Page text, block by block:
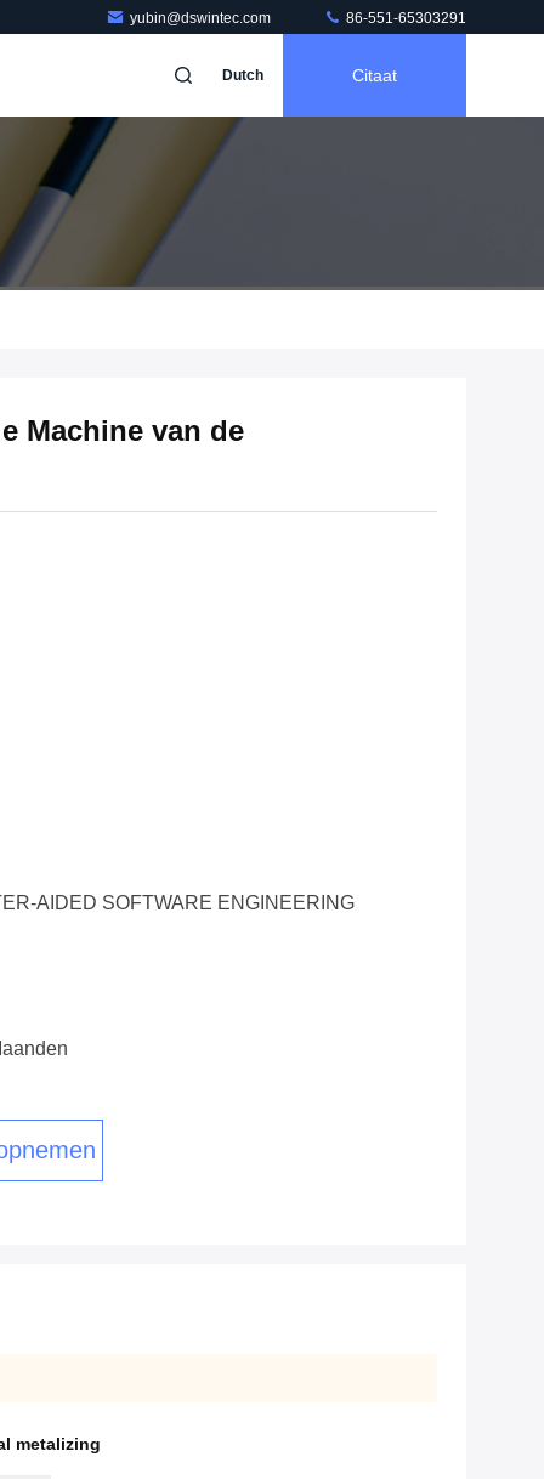
yubin@dswintec.com 86-551-65303291
Dutch Citaat
Machine van de
AIDED SOFTWARE ENGINEERING
metalizing